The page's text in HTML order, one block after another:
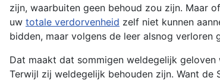
zijn, waarbuiten geen behoud zou zijn. Maar
uw totale verdorvenheid zelf niet kunnen
bidden, maar volgens de leer alsnog verloren
Dat maakt dat sommigen weldegelijk
Terwijl zij weldegelijk behouden zijn. Want